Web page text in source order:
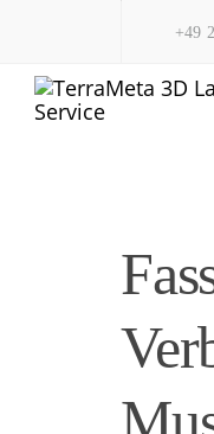
links
primary
+49